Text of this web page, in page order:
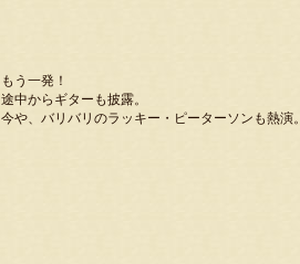
もう一発！
途中からギターも披露。
今や、バリバリのラッキー・ピーターソンも熱演。